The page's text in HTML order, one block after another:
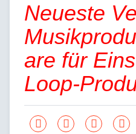
Neueste
are für
Loop-